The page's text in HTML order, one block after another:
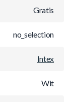
Gratis
no_selection
Intex
Wit